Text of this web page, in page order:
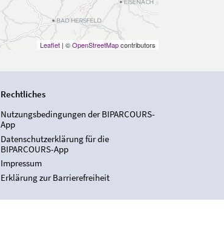
Leaflet| ©OpenStreetMapcontributors
Rechtliches
Nutzungsbedingungen der BIPARCOURS-
App
Datenschutzerklärung für die
BIPARCOURS-App
Impressum
Erklärung zur Barrierefreiheit